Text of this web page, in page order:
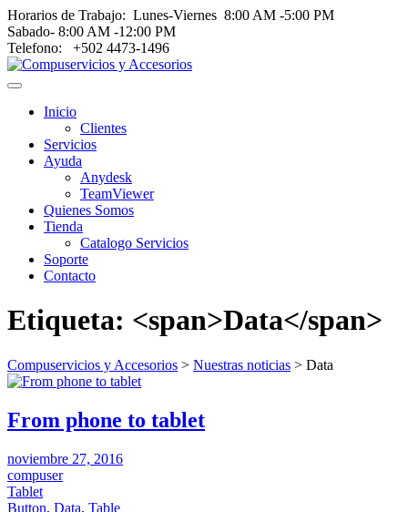
Horarios de Trabajo: Lunes‑Viernes 8:00 AM ‑5:00 PM
Sabado‑ 8:00 AM ‑12:00 PM
Telefono: +502 4473-1496
Toggle
navigation
menu Inicio
Clientes
Servicios
Ayuda
Anydesk
TeamViewer
Quienes Somos
Tienda
Catalogo Servicios
Soporte
Contacto
Etiqueta: <span>Data</span>
Compuservicios y Accesorios > Nuestras noticias > Data
From phone to tablet
Posted
on
noviembre 27, 2016
compuser
Tablet
Button, Data, Table